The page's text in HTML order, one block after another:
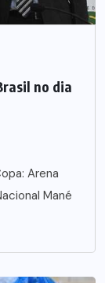
no dia
Arena
Mané